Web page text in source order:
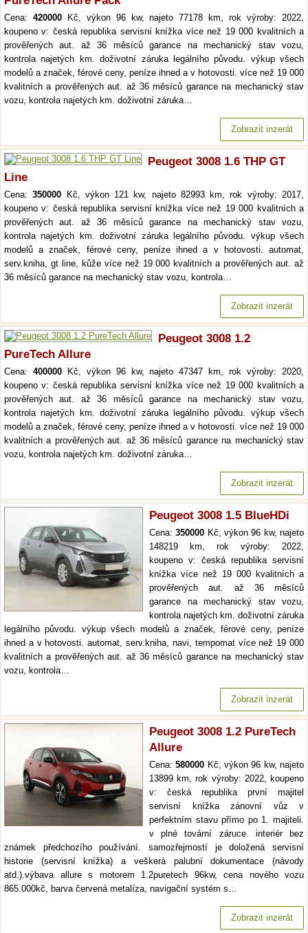
Cena: 420000Kč, výkon 96 kw, najeto 77178 km, rok výroby: 2022,
koupeno v: česká republika servisní knížka více než 19 000 kvalitních a
prověřených aut. až 36 měsíců garance na mechanický stav vozu,
kontrola najetých km. doživotní záruka legálního původu. výkup všech
modelů a značek, férové ceny, peníze ihned a v hotovosti. více než 19 000
kvalitních a prověřených aut. až 36 měsíců garance na mechanický stav
vozu, kontrola najetých km. doživotní záruka…
Zobrazit inzerát
Peugeot 3008 1.6 THP GT
Line
Cena:350000 Kč, výkon 121 kw, najeto 82993 km, rok výroby: 2017,
koupeno v: česká republika servisní knížka více než 19 000 kvalitních a
prověřených aut. až 36 měsíců garance na mechanický stav vozu,
kontrola najetých km. doživotní záruka legálního původu. výkup všech
modelů a značek, férové ceny, peníze ihned a v hotovosti. automat,
serv.kniha, gt line, kůže více než 19 000 kvalitních a prověřených aut. až
36 měsíců garance na mechanický stav vozu, kontrola…
Zobrazit inzerát
Peugeot 3008 1.2
PureTech Allure
Cena: 400000Kč, výkon 96 kw, najeto 47347 km, rok výroby: 2020,
koupeno v: česká republika servisní knížka více než 19 000 kvalitních a
prověřených aut. až 36 měsíců garance na mechanický stav vozu,
kontrola najetých km. doživotní záruka legálního původu. výkup všech
modelů a značek, férové ceny, peníze ihned a v hotovosti. více než 19 000
kvalitních a prověřených aut. až 36 měsíců garance na mechanický stav
vozu, kontrola najetých km. doživotní záruka…
Zobrazit inzerát
Peugeot 3008 1.5 BlueHDi
Cena:350000 Kč, výkon 96 kw, najeto
148219 km, rok výroby: 2022,
koupeno v: česká republika servisní
knížka více než 19 000 kvalitních a
prověřených aut. až 36 měsíců
garance na mechanický stav vozu,
kontrola najetých km. doživotní záruka
legálního původu. výkup všech modelů a značek, férové ceny, peníze
ihned a v hotovosti. automat, serv.kniha, navi, tempomat více než 19 000
kvalitních a prověřených aut. až 36 měsíců garance na mechanický stav
vozu, kontrola…
Zobrazit inzerát
Peugeot 3008 1.2 PureTech
Allure
Cena:580000 Kč, výkon 96 kw, najeto
13899 km, rok výroby: 2022, koupeno
v: česká republika první majitel
servisní knížka zánovní vůz v
perfektním stavu přímo po 1. majiteli.
v plné tovární záruce. interiér bez
známek předchozího používání. samozřejmostí je doložená servisní
historie (servisní knížka) a veškerá palubní dokumentace (návody
atd.).výbava allure s motorem 1.2puretech 96kw, cena nového vozu
865.000kč, barva červená metalíza, navigační systém s…
Zobrazit inzerát